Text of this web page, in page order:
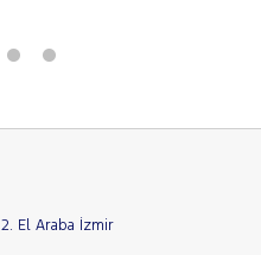
2. El Araba İzmir